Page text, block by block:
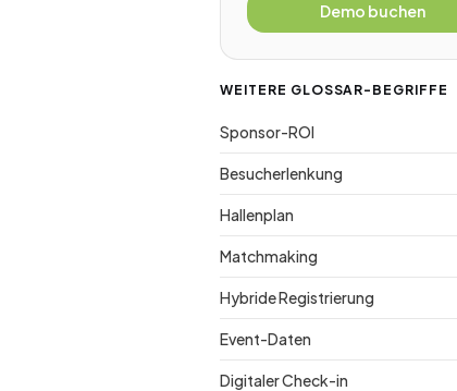
Demo buchen
WEITERE GLOSSAR-BEGRIFFE
Sponsor-ROI
Besucherlenkung
Hallenplan
Matchmaking
Hybride Registrierung
Event-Daten
Digitaler Check-in